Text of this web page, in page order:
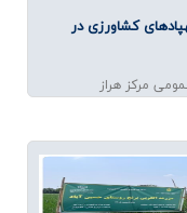
كشاورزی در
مرکز هراز